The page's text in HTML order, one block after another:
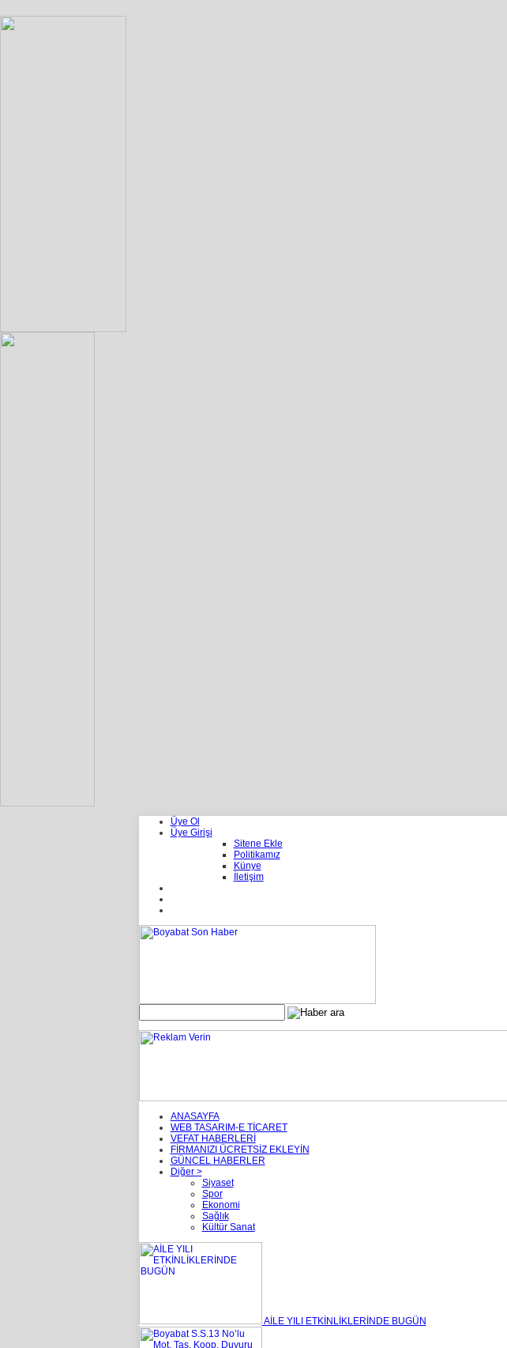
Üye Ol
Üye Girişi
Sitene Ekle
Politikamız
Künye
İletişim
ANASAYFA
WEB TASARIM-E TİCARET
VEFAT HABERLERİ
FİRMANIZI ÜCRETSİZ EKLEYİN
GÜNCEL HABERLER
Diğer >
Siyaset
Spor
Ekonomi
Sağlık
Kültür Sanat
AİLE YILI ETKİNLİKLERİNDE BUGÜN